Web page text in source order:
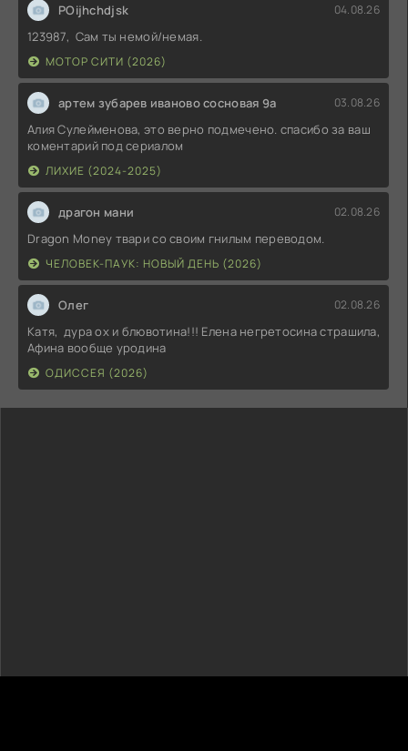
POijhchdjsk 04.08.26
123987, Сам ты немой/немая.
МОТОР СИТИ (2026)
артем зубарев иваново сосновая 9а 03.08.26
Алия Сулейменова, это верно подмечено. спасибо за ваш
коментарий под сериалом
ЛИХИЕ (2024-2025)
драгон мани 02.08.26
Dragon Money твари со своим гнилым переводом.
ЧЕЛОВЕК-ПАУК: НОВЫЙ ДЕНЬ (2026)
Олег 02.08.26
Катя, дура ох и блювотина!!! Елена негретосина страшила,
Афина вообще уродина
ОДИССЕЯ (2026)